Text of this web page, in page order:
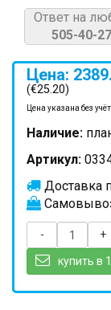
Ответ на
505-40-27
Цена:
(€25.20)
Цена указана без
Наличие:
Артикул:
Доставка
- +
купить в